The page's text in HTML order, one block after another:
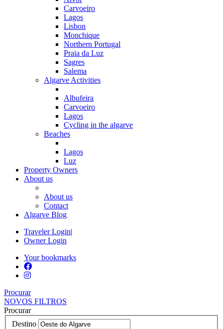
Carvoeiro
Lagos
Lisbon
Monchique
Northern Portugal
Praia da Luz
Sagres
Salema
Algarve Activities
Albufeira
Carvoeiro
Lagos
Cycling in the algarve
Beaches
Lagos
Luz
Property Owners
About us
About us
Contact
Algarve Blog
Traveler Login|
Owner Login
Your bookmarks
Procurar
NOVOS FILTROS
Procurar
Destino